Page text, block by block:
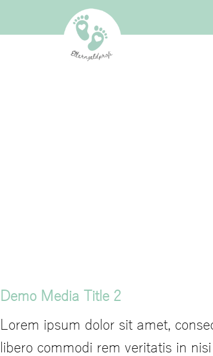
Demo Media Title 2
Lorem ipsum dolor sit amet,
libero commodi rem veritatis in